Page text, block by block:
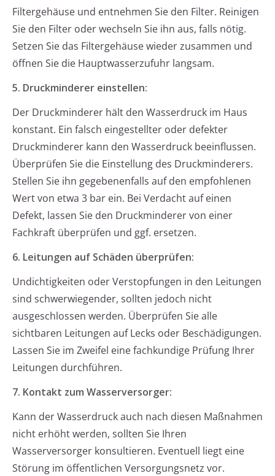
Filtergehäuse und entnehmen Sie den Filter. Reinigen
Sie den Filter oder wechseln Sie ihn aus, falls nötig.
Setzen Sie das Filtergehäuse wieder zusammen und
öffnen Sie die Hauptwasserzufuhr langsam.
5. Druckminderer einstellen:
Der Druckminderer hält den Wasserdruck im Haus
konstant. Ein falsch eingestellter oder defekter
Druckminderer kann den Wasserdruck beeinflussen.
Überprüfen Sie die Einstellung des Druckminderers.
Stellen Sie ihn gegebenenfalls auf den empfohlenen
Wert von etwa 3 bar ein. Bei Verdacht auf einen
Defekt, lassen Sie den Druckminderer von einer
Fachkraft überprüfen und ggf. ersetzen.
6. Leitungen auf Schäden überprüfen:
Undichtigkeiten oder Verstopfungen in den Leitungen
sind schwerwiegender, sollten jedoch nicht
ausgeschlossen werden. Überprüfen Sie alle
sichtbaren Leitungen auf Lecks oder Beschädigungen.
Lassen Sie im Zweifel eine fachkundige Prüfung Ihrer
Leitungen durchführen.
7. Kontakt zum Wasserversorger:
Kann der Wasserdruck auch nach diesen Maßnahmen
nicht erhöht werden, sollten Sie Ihren
Wasserversorger konsultieren. Eventuell liegt eine
Störung im öffentlichen Versorgungsnetz vor.